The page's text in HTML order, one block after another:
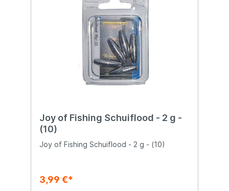
Joy of Fishing Schuiflood - 2 g -
(10)
Joy of Fishing Schuiflood - 2 g - (10)
3,99 €*